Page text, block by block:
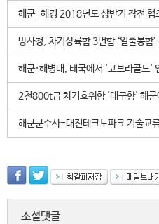
해군-해경 2018년도 상반기 작전 협
방사청, 차기상륙함 3번함 ‘일출봉함’
해군·해병대, 태국에서 '코브라골드'
2천800t급 차기호위함 '대구함' 해군
해군군수사-대전테크노파크 기술교
소셜댓글